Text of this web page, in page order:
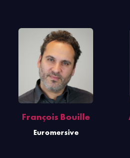
François Bouille
Euromersive